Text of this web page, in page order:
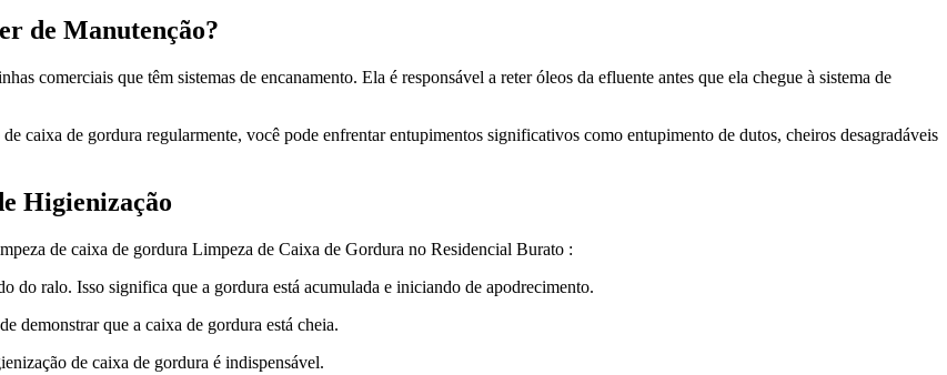
de Manutenção?
comerciais que têm sistemas de encanamento. Ela é responsável a reter óleos da efluente antes que ela chegue à sistema de
caixa de gordura regularmente, você pode enfrentar entupimentos significativos como entupimento de dutos, cheiros desagradáveis
Higienização
de caixa de gordura Limpeza de Caixa de Gordura no Residencial Burato :
do ralo. Isso significa que a gordura está acumulada e iniciando de apodrecimento.
demonstrar que a caixa de gordura está cheia.
de caixa de gordura é indispensável.